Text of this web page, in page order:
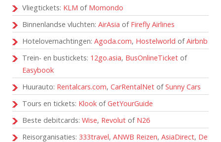
Vliegtickets: KLM of Momondo
Binnenlandse vluchten: AirAsia of Firefly Airlines
Hotelovernachtingen: Agoda.com, Hostelworld ofAirbnb
Trein- en bustickets: 12go.asia, BusOnlineTicket of
Easybook
Huurauto: Rentalcars.com, CarRentalNet ofSunny Cars
Tours en tickets: Klook ofGetYourGuide
Beste debitcards: Wise, Revolut of N26
Reisorganisaties: 333travel, ANWB Reizen, AsiaDirect, De